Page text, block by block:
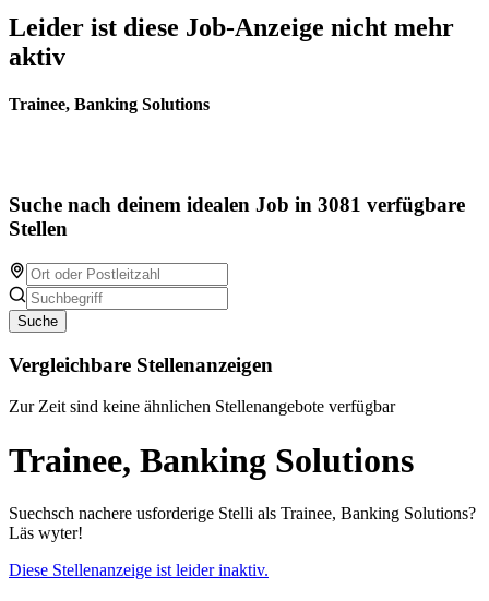
Leider ist diese Job-Anzeige nicht mehr
aktiv
Trainee, Banking Solutions
Suche nach deinem idealen Job in 3081 verfügbare
Stellen
Suche
Vergleichbare Stellenanzeigen
Zur Zeit sind keine ähnlichen Stellenangebote verfügbar
Trainee, Banking Solutions
Suechsch nachere usforderige Stelli als Trainee, Banking Solutions?
Läs wyter!
Diese Stellenanzeige ist leider inaktiv.